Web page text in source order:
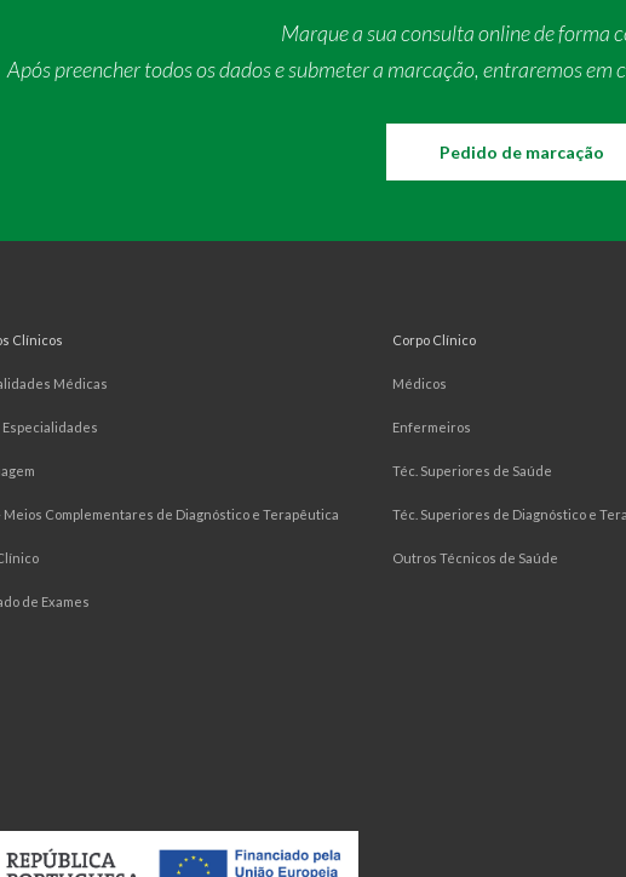
Marque a sua consulta online de forma
Após preencher todos os dados e submeter a marcação, entraremos
Pedido de marcação
Clínicos
Médicas
Meios Complementares de Diagnóstico e Terapêutica
de Exames
Corpo Clínico
Médicos
Enfermeiros
Téc. Superiores de Saúde
Téc. Superiores de Diagnóstico e
Outros Técnicos de Saúde